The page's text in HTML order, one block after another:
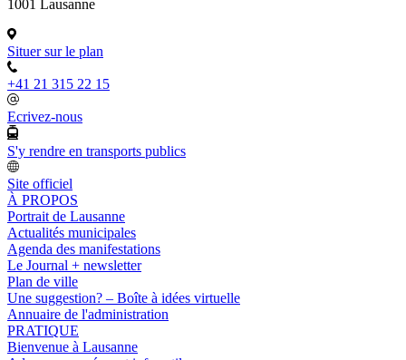
1001 Lausanne
Situer sur le plan
+41 21 315 22 15
Ecrivez-nous
S'y rendre en transports publics
Site officiel
À PROPOS
Portrait de Lausanne
Actualités municipales
Agenda des manifestations
Le Journal + newsletter
Plan de ville
Une suggestion? – Boîte à idées virtuelle
Annuaire de l'administration
PRATIQUE
Bienvenue à Lausanne